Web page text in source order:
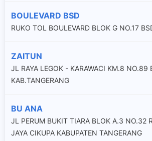
BOULEVARD BSD
RUKO TOL BOULEVARD BLOK G NO.17
ZAITUN
JL RAYA LEGOK - KARAWACI KM.8 NO.89
KAB.TANGERANG
BU ANA
JL PERUM BUKIT TIARA BLOK A.3 NO.32
JAYA CIKUPA KABUPATEN TANGERANG